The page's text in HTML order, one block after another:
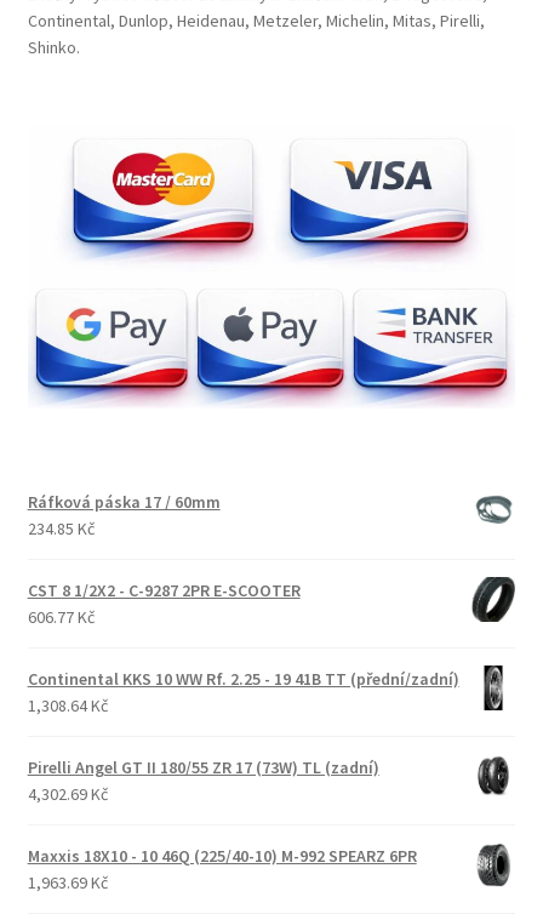
Continental, Dunlop, Heidenau, Metzeler, Michelin, Mitas, Pirelli,
Shinko.
Ráfková páska 17 / 60mm
234.85 Kč
CST 8 1/2X2 - C-9287 2PR E-SCOOTER
606.77 Kč
Continental KKS 10 WW Rf. 2.25 - 19 41B TT (přední/zadní)
1,308.64 Kč
Pirelli Angel GT II 180/55 ZR 17 (73W) TL (zadní)
4,302.69 Kč
Maxxis 18X10 - 10 46Q (225/40-10) M-992 SPEARZ 6PR
1,963.69 Kč